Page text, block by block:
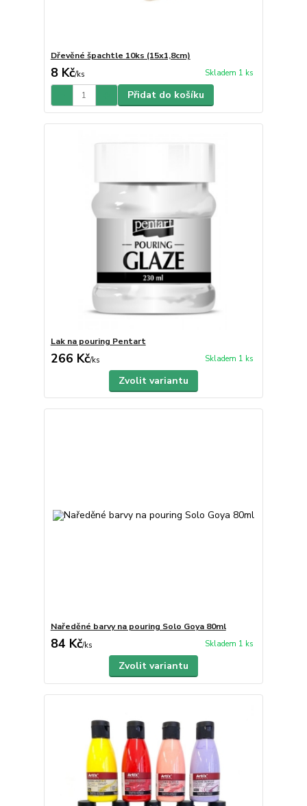
Dřevěné špachtle 10ks (15x1,8cm)
8 Kč/ks Skladem 1 ks
Přidat do košíku
Lak na pouring Pentart
266 Kč/ks Skladem 1 ks
Zvolit variantu
Naředěné barvy na pouring Solo Goya 80ml
84 Kč/ks Skladem 1 ks
Zvolit variantu